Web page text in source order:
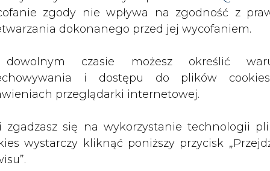
dokonanego przed jej wycofaniem.
i dostępu do plików
przeglądarki internetowej.
wystarczy kliknąć poniższy przycisk
gazu - przypomina "PB".
Artykuł powstał bez wsparcia narzędzi sztucznej
PODPIS